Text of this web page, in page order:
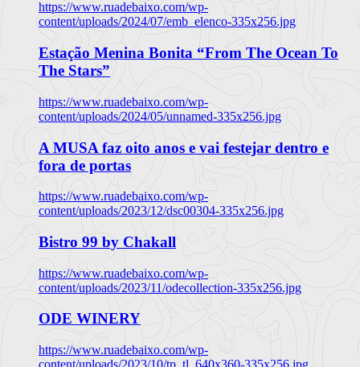
https://www.ruadebaixo.com/wp-
content/uploads/2024/07/emb_elenco-335x256.jpg
Estação Menina Bonita “From The Ocean To
The Stars”
https://www.ruadebaixo.com/wp-
content/uploads/2024/05/unnamed-335x256.jpg
A MUSA faz oito anos e vai festejar dentro e
fora de portas
https://www.ruadebaixo.com/wp-
content/uploads/2023/12/dsc00304-335x256.jpg
Bistro 99 by Chakall
https://www.ruadebaixo.com/wp-
content/uploads/2023/11/odecollection-335x256.jpg
ODE WINERY
https://www.ruadebaixo.com/wp-